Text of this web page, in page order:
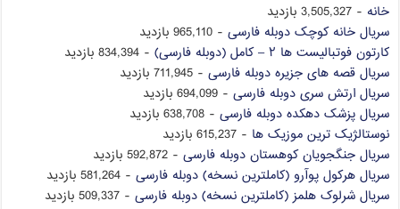
خانه - 3,505,327 بازدید
سریال خانه کوچک دوبله فارسی - 965,110 بازدید
کارتون فوتبالیست ها ۲ – کامل (دوبله فارسی)
- 834,394 بازدید
سریال قصه های جزیره دوبله فارسی - 711,945 بازدید
سریال ارتش سری دوبله فارسی - 694,099 بازدید
سریال پزشک دهکده دوبله فارسی - 638,708 بازدید
نوستالژیک ترین موزیک ها - 615,237 بازدید
سریال جنگجویان کوهستان دوبله فارسی - 592,872 بازدید
سریال هرکول پوآرو (کاملترین نسخه) دوبله فارسی - 581,264 بازدید
سریال شرلوک هلمز (کاملترین نسخه) دوبله فارسی - 509,337 بازدید